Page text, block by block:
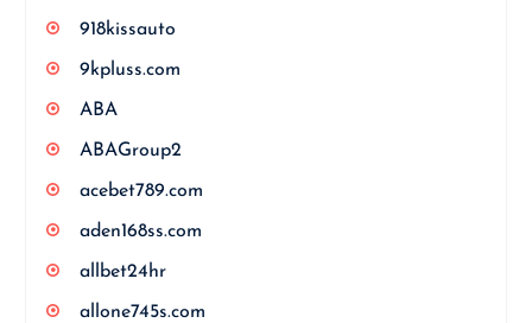
918kissauto
9kpluss.com
ABA
ABAGroup2
acebet789.com
aden168ss.com
allbet24hr
allone745s.com